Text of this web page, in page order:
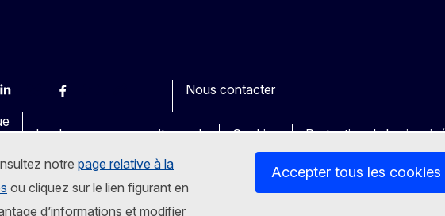
notre page relative à la
ou cliquez sur le lien figurant en
d’informations et modifier
Accepter tous les cookies
LinkedInBlueskyFacebook
Nous contacter
Les langues sur nos sites web
Cookies Protection de la vie